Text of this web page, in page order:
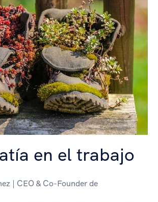
en el trabajo
| CEO & Co-Founder de